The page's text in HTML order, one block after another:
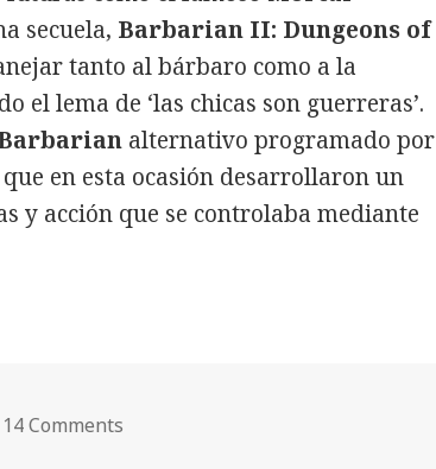
secuela, Barbarian II: Dungeons of
tanto al bárbaro como a la
el lema de ‘las chicas son guerreras’.
alternativo programado por
que en esta ocasión desarrollaron un
y acción que se controlaba mediante
14 Comments